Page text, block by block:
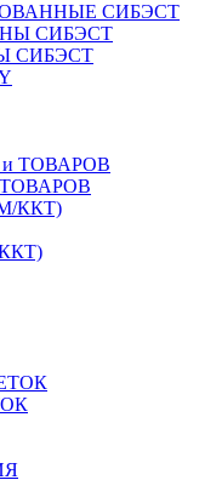
СИБЭСТ
СИБЭСТ